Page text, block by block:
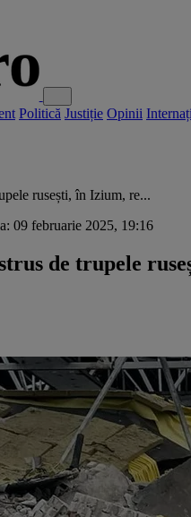
Politică Justiție Opinii
rusești, în Izium, re...
09 februarie 2025, 19:16
de trupele